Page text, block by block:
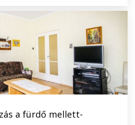
a fürdő mellett-